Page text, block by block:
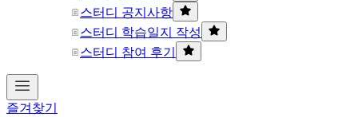
스터디 공지사항
스터디 학습일지 작성
스터디 참여 후기
즐겨찾기